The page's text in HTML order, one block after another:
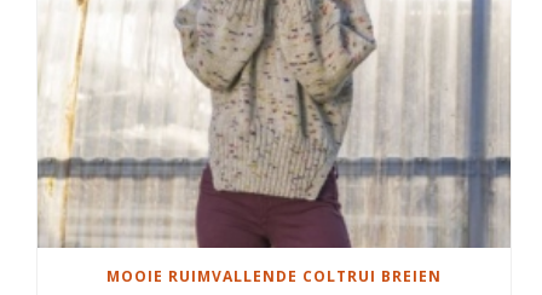
MOOIE RUIMVALLENDE COLTRUI BREIEN